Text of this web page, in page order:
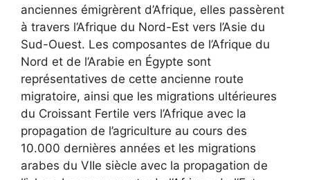
anciennes émigrèrent d’Afrique, elles passèrent
à travers l’Afrique du Nord-Est vers l’Asie du
Sud-Ouest. Les composantes de l’Afrique du
Nord et de l’Arabie en Égypte sont
représentatives de cette ancienne route
migratoire, ainsi que les migrations ultérieures
du Croissant Fertile vers l’Afrique avec la
propagation de l’agriculture au cours des
10.000 dernières années et les migrations
arabes du VIIe siècle avec la propagation de